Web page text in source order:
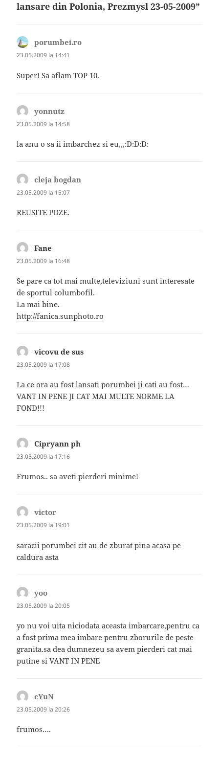
lansare din Polonia, Prezmysl 23-05-2009”
porumbei.ro
23.05.2009 la 14:41
Super! Sa aflam TOP 10.
yonnutz
23.05.2009 la 14:58
la anu o sa ii imbarchez si eu,,,:D:D:D:
cleja bogdan
23.05.2009 la 15:07
REUSITE POZE.
Fane
23.05.2009 la 16:48
Se pare ca tot mai multe,televiziuni sunt interesate
de sportul columbofil.
La mai bine.
http://fanica.sunphoto.ro
vicovu de sus
23.05.2009 la 17:08
La ce ora au fost lansati porumbei ji cati au fost…
VANT IN PENE JI CAT MAI MULTE NORME LA
FOND!!!
Cipryann ph
23.05.2009 la 17:16
Frumos.. sa aveti pierderi minime!
victor
23.05.2009 la 19:01
saracii porumbei cit au de zburat pina acasa pe
caldura asta
yoo
23.05.2009 la 20:05
yo nu voi uita niciodata aceasta imbarcare,pentru ca
a fost prima mea imbare pentru zborurile de peste
granita.sa dea dumnezeu sa avem pierderi cat mai
putine si VANT IN PENE
cYuN
23.05.2009 la 20:26
frumos….